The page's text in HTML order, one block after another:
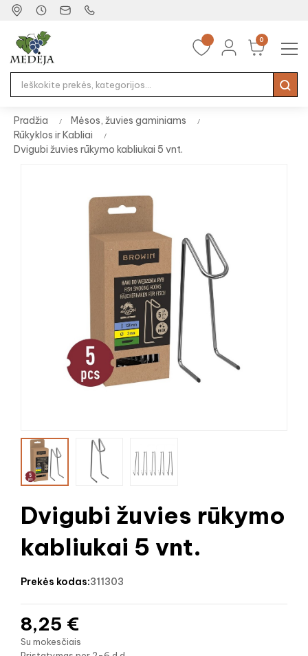
0
☰
Pradžia
Mėsos, žuvies gaminiams
Rūkyklos ir Kabliai
Dvigubi žuvies rūkymo kabliukai 5 vnt.
Dvigubi žuvies rūkymo
kabliukai 5 vnt.
prekės kodas:311303
8,25 €
Su mokesčiais